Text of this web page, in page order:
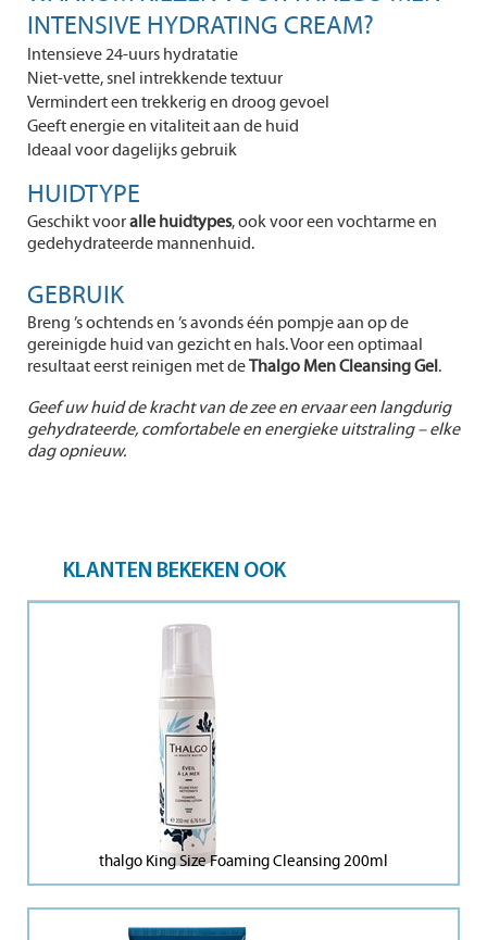
INTENSIVE HYDRATING CREAM?
Intensieve 24-uurs hydratatie
Niet-vette, snel intrekkende textuur
Vermindert een trekkerig en droog gevoel
Geeft energie en vitaliteit aan de huid
Ideaal voor dagelijks gebruik
HUIDTYPE
Geschikt vooralle huidtypes, ook voor een vochtarme en
gedehydrateerde mannenhuid.
GEBRUIK
Breng ’s ochtends en ’s avonds één pompje aan op de
gereinigde huid van gezicht en hals. Voor een optimaal
resultaat eerst reinigen met deThalgo Men Cleansing Gel.
Geef uw huid de kracht van de zee en ervaar een langdurig
gehydrateerde, comfortabele en energieke uitstraling – elke
dag opnieuw.
KLANTEN BEKEKEN OOK
thalgo King Size Foaming Cleansing 200ml